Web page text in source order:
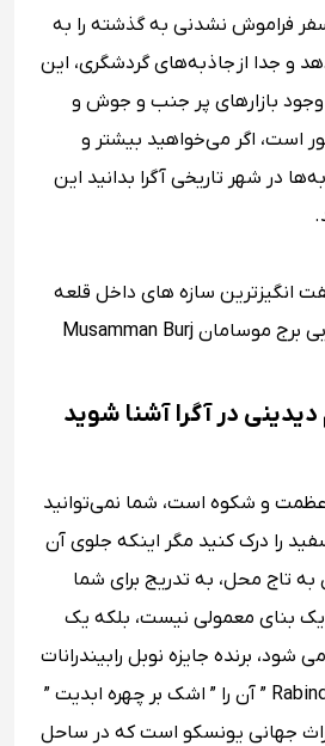
فراموش نشدنی به گذشته را به
و جدا از جاذبه‌های گردشگری، این
بازارهای پر جنب و جوش و
است، اگر می‌خواهید بیشتر و
در شهر تاریخی آگرا بدانید این
سازه‌ های داخل قلعه
آگرا است که در ضلع غربی برج موسامان Musamman Burj
در آگرا آشنا شوید
و شکوه است، شما نمی‌توانید
را درک کنید مگر اینکه جلوی آن
به تاج محل، به تدریج برای شما
بنای معمولی نیست، بلکه یک
شود، برنده جایزه نوبل رابیندرانات
تاگور ” Rabindranath Tagore ” آن را ” اشک بر چهره ابدیت ”
جهانی یونسکو است که در ساحل